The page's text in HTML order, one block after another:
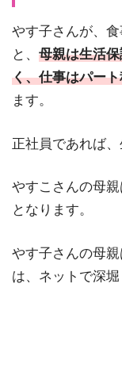
やす子さんが、
と、 母親は生活
く、仕事はパー
ます。
正社員であれば
やすこさんの母
となります。
やす子さんの母
は、ネットで深